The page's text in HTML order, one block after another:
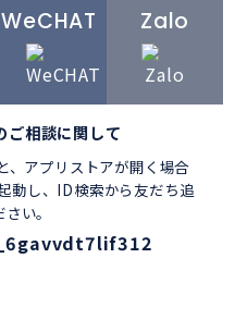
WeCHAT Zalo
ご相談に関して
、アプリストアが開く場合
動し、ID検索から友だち追
い。